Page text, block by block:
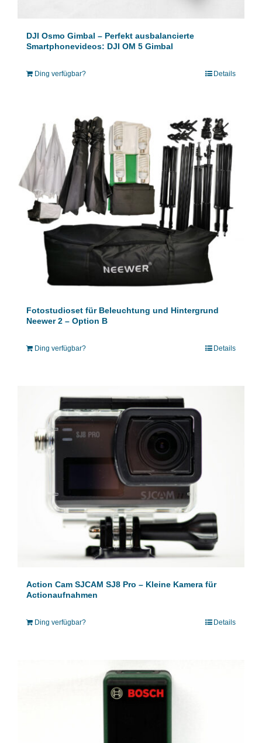
DJI Osmo Gimbal – Perfekt ausbalancierte
Smartphonevideos: DJI OM 5 Gimbal
Ding verfügbar? Details
Fotostudioset für Beleuchtung und Hintergrund
Neewer 2 – Option B
Ding verfügbar? Details
Action Cam SJCAM SJ8 Pro – Kleine Kamera für
Actionaufnahmen
Ding verfügbar? Details